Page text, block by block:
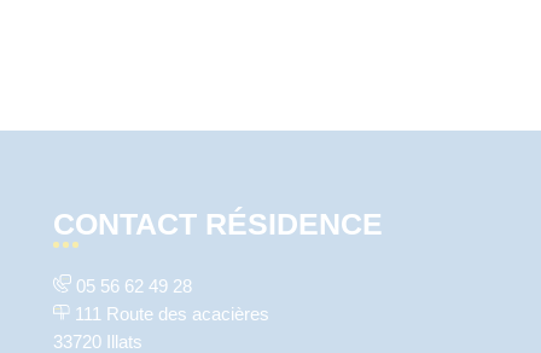
CONTACT RÉSIDENCE
05 56 62 49 28
111 Route des acacières
33720 Illats